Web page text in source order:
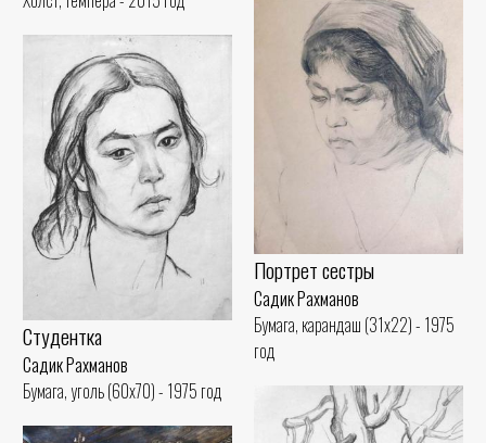
Портрет сестры
Садик Рахманов
Бумага, карандаш (31x22) - 1975
год
Студентка
Садик Рахманов
Бумага, уголь (60x70) - 1975 год